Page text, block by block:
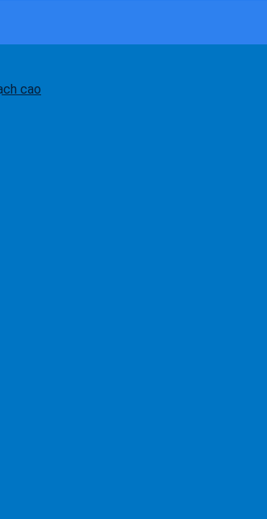
cao